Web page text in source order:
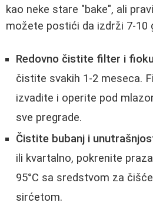
kao neke stare "bake", ali
možete postići da izdrži 7-10
Redovno čistite filter i
čistite svakih 1-2 meseca.
izvadite i operite pod
sve pregrade.
Čistite bubanj i
ili kvartalno, pokrenite
95°C sa sredstvom za
sirćetom.